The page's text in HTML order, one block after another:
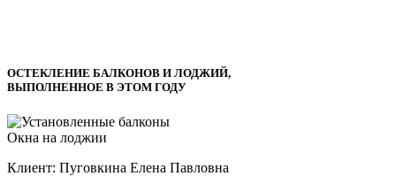
ОСТЕКЛЕНИЕ БАЛКОНОВ И ЛОДЖИЙ,
ВЫПОЛНЕННОЕ В ЭТОМ ГОДУ
Окна на лоджии
Клиент: Пуговкина Елена Павловна